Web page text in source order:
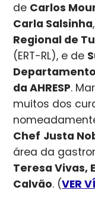
de Carlos
Carla Salsinha,
Regional de
(ERT-RL), e de
da AHRESP.
muitos dos
Chef Justa
área da
Teresa Vivas,
Calvão. (VER